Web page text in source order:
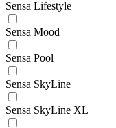
Sensa Lifestyle
Sensa Mood
Sensa Pool
Sensa SkyLine
Sensa SkyLine XL